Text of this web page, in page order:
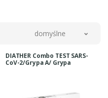
domyślne
DIATHER Combo TEST SARS-
CoV-2/Grypa A/ Grypa